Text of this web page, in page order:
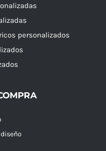
personalizados